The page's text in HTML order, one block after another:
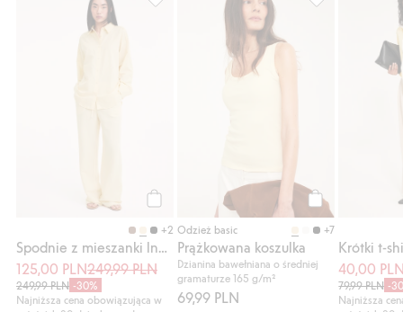
+2
125,00 PLN249,99 PLN
249,99 PLN -30%
Najniższa cena obowiązująca w
Spodnie z mieszanki lnu, ze
Kup
Odzież basic +7
Prążkowana koszulka
Dzianina bawełniana o średniej
gramaturze 165 g/m²
69,99 PLN
Prążkowana
Krótki t-
40,00
79,99 PLN -
Najniższa